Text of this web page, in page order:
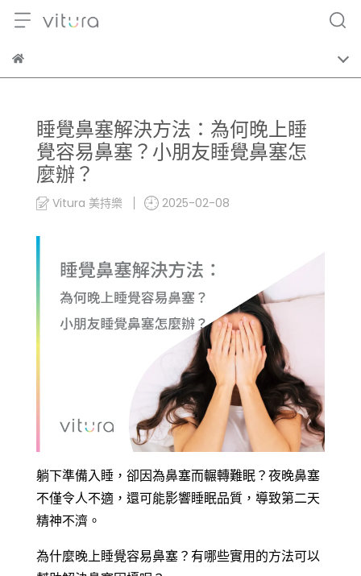
睡覺鼻塞解決方法：為何晚上睡
覺容易鼻塞？小朋友睡覺鼻塞怎
麼辦？
Vitura 美持樂 2025-02-08
躺下準備入睡，卻因為鼻塞而輾轉難眠？夜晚鼻塞
不僅令人不適，還可能影響睡眠品質，導致第二天
精神不濟。
為什麼晚上睡覺容易鼻塞？有哪些實用的方法可以